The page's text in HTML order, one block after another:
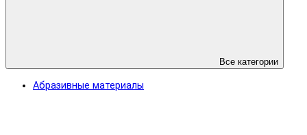
Все категории
Абразивные материалы